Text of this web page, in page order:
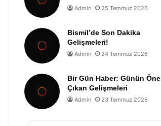
Admin 25 Temmuz 2026
Bismil’de Son Dakika
Gelişmeleri!
Admin 24 Temmuz 2026
Bir Gün Haber: Günün Öne
Çıkan Gelişmeleri
Admin 23 Temmuz 2026